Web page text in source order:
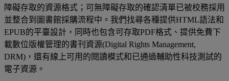
障礙存取的資源格式；可無障礙存取的確認清單已被校務採用
並整合到圖書館採購流程中。我們找尋各種提供HTML語法和
EPUB的平臺設計，同時也包含可存取PDF格式、提供免費下
載數位版權管理的書刊資源(Digital Rights Management,
DRM)，還有線上可用的閱讀模式和已通過輔助性科技測試的
電子資源。